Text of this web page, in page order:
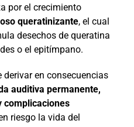
por el crecimiento
queratinizante, el cual
desechos de queratina
o el epitímpano.
en consecuencias
auditiva permanente,
complicaciones
riesgo la vida del